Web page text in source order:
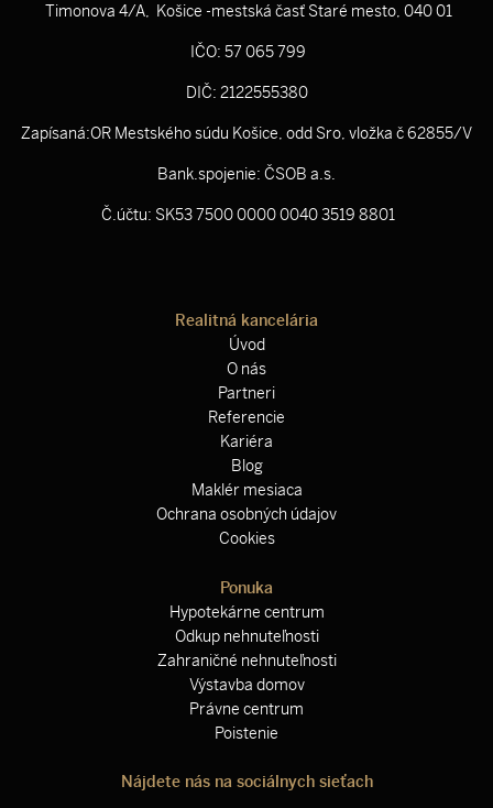
Timonova 4/A, Košice -mestská časť Staré mesto, 040 01
IČO: 57 065 799
DIČ: 2122555380
Zapísaná:OR Mestského súdu Košice, odd Sro, vložka č 62855/V
Bank.spojenie: ČSOB a.s.
Č.účtu: SK53 7500 0000 0040 3519 8801
Realitná kancelária
Úvod
O nás
Partneri
Referencie
Kariéra
Blog
Maklér mesiaca
Ochrana osobných údajov
Cookies
Ponuka
Hypotekárne centrum
Odkup nehnuteľnosti
Zahraničné nehnuteľnosti
Výstavba domov
Právne centrum
Poistenie
Nájdete nás na sociálnych sieťach